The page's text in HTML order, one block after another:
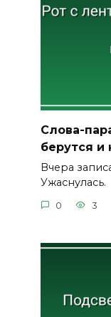
Слова-
берутся и
Вчера
Ужаснулась.
0 3